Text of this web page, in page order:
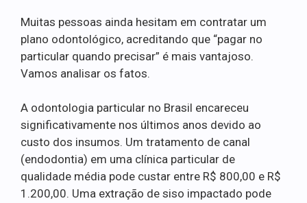
Muitas pessoas ainda hesitam em contratar um
plano odontológico, acreditando que “pagar no
particular quando precisar” é mais vantajoso.
Vamos analisar os fatos.
A odontologia particular no Brasil encareceu
significativamente nos últimos anos devido ao
custo dos insumos. Um tratamento de canal
(endodontia) em uma clínica particular de
qualidade média pode custar entre R$ 800,00 e R$
1.200,00. Uma extração de siso impactado pode